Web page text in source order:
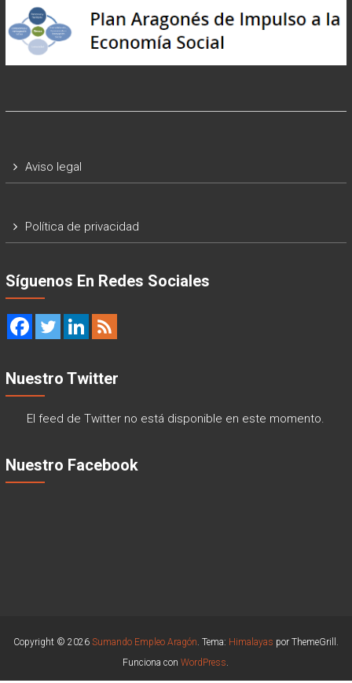
Aviso legal
Política de privacidad
Síguenos En Redes Sociales
Nuestro Twitter
El feed de Twitter no está disponible en este momento.
Nuestro Facebook
Copyright © 2026 Sumando Empleo Aragón . Tema: Himalayas por ThemeGrill.
Funciona conWordPress